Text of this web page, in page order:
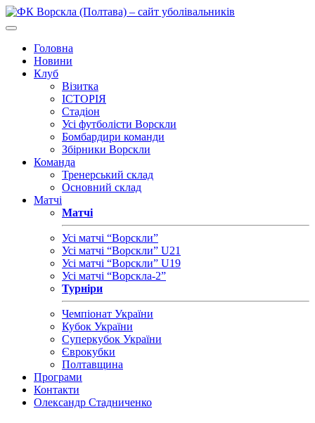
Головна
Новини
Клуб
Візитка
ІСТОРІЯ
Стадіон
Усі футболісти Ворскли
Бомбардири команди
Збірники Ворскли
Команда
Тренерський склад
Основний склад
Матчі
Матчі
Усі матчі “Ворскли”
Усі матчі “Ворскли” U21
Усі матчі “Ворскли” U19
Усі матчі “Ворскла-2”
Турніри
Чемпіонат України
Кубок України
Суперкубок України
Єврокубки
Полтавщина
Програми
Контакти
Олександр Стадниченко